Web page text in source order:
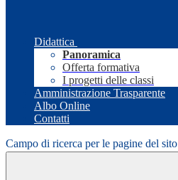
Didattica
Panoramica
Offerta formativa
I progetti delle classi
Amministrazione Trasparente
Albo Online
Contatti
Campo di ricerca per le pagine del sito